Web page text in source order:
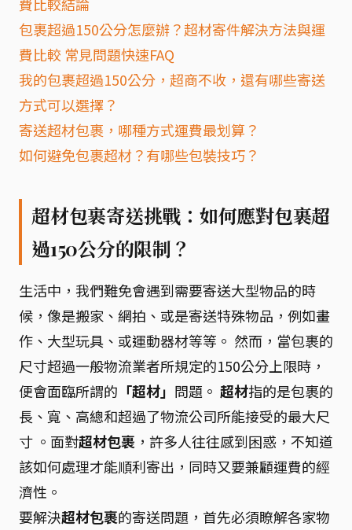
包裹超過150公分怎麼辦？超材寄件解決方法與運
費比較 常見問題快速FAQ
我的包裹超過150公分，超商不收，還有哪些寄送
方式可以選擇？
寄送超材包裹，哪種方式運費最划算？
如何避免包裹超材？有哪些包裝技巧？
超材包裹寄送挑戰：如何應對包裹超
過150公分的限制？
生活中，我們難免會遇到需要寄送大型物品的時
候，像是搬家、網拍、或是寄送特殊物品，例如畫
作、大型玩具、或運動器材等等。 然而，當包裹的
尺寸超過一般物流業者所規定的150公分上限時，
便會面臨所謂的 「超材」 問題。 超材指的是包裹的
長、寬、高總和超過了物流公司所能接受的最大尺
寸 。面對超材包裹 ，許多人往往感到困惑，不知道
該如何處理才能順利寄出，同時又要兼顧運費的經
濟性。
要解決超材包裹的寄送問題，首先必須瞭解各家物